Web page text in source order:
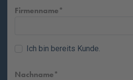
Firmenname
Ich bin bereits Kunde.
Nachname